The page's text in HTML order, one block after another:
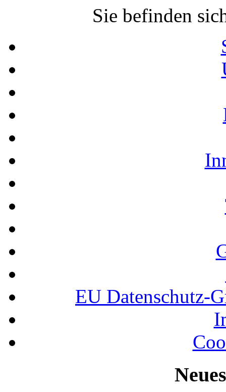
Sie befinden
EU Datenschutz-